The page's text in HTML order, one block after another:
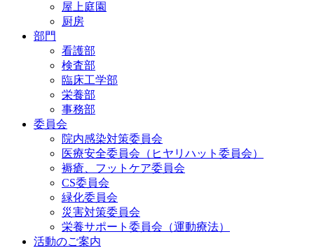
屋上庭園
厨房
部門
看護部
検査部
臨床工学部
栄養部
事務部
委員会
院内感染対策委員会
医療安全委員会（ヒヤリハット委員会）
褥瘡、フットケア委員会
CS委員会
緑化委員会
災害対策委員会
栄養サポート委員会（運動療法）
活動のご案内